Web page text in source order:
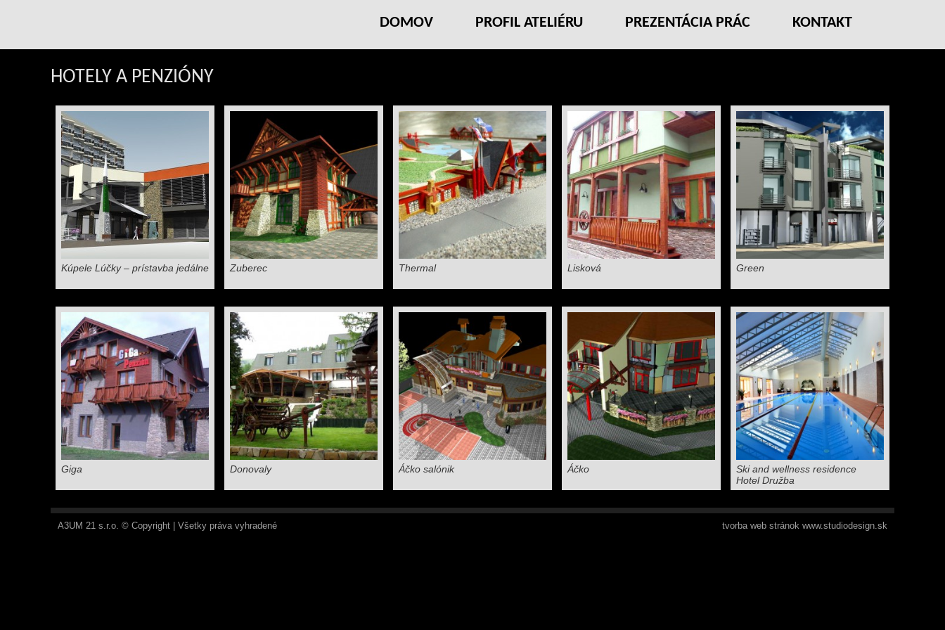
DOMOV PROFIL ATELIÉRU PREZENTÁCIA PRÁC KONTAKT
HOTELY A PENZIÓNY
Kúpele Lúčky – prístavba jedálne Zuberec Thermal Lisková Green
Giga Donovaly Áčko salónik Áčko
Ski and wellness residence
Hotel Družba
A3UM 21 s.r.o. © Copyright | Všetky práva vyhradené tvorba web stránok www.studiodesign.sk